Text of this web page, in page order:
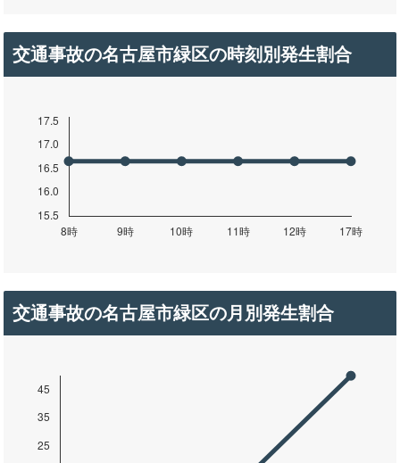
交通事故の名古屋市緑区の時刻別発生割合
交通事故の名古屋市緑区の月別発生割合